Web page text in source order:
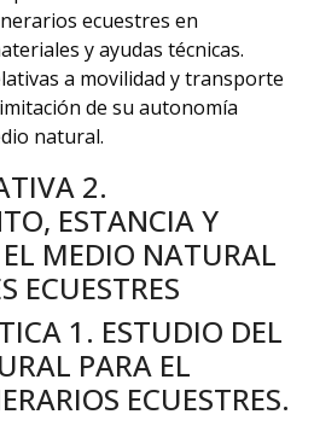
ecuestres en
y ayudas técnicas.
a movilidad y transporte
de su autonomía
natural.
2.
ESTANCIA Y
MEDIO NATURAL
ECUESTRES
1. ESTUDIO DEL
PARA EL
ECUESTRES.